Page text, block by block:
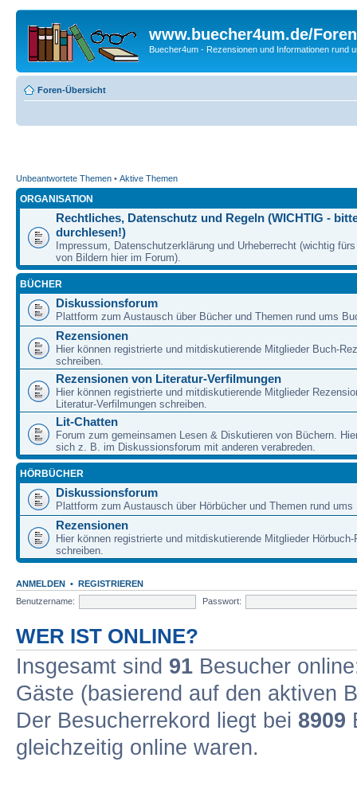
www.buecher4um.de/Foren
Buecher4um - Rezensionen und Informationen rund
Foren-Übersicht
Unbeantwortete Themen • Aktive Themen
ORGANISATION
Rechtliches, Datenschutz und Regeln (WICHTIG -
durchlesen!)
Impressum, Datenschutzerklärung und Urheberrecht (wichtig
von Bildern hier im Forum).
BÜCHER
Diskussionsforum
Plattform zum Austausch über Bücher und Themen rund ums
Rezensionen
Hier können registrierte und mitdiskutierende Mitglieder Buch-
schreiben.
Rezensionen von Literatur-Verfilmungen
Hier können registrierte und mitdiskutierende Mitglieder
Literatur-Verfilmungen schreiben.
Lit-Chatten
Forum zum gemeinsamen Lesen & Diskutieren von Büchern.
sich z. B. im Diskussionsforum mit anderen verabreden.
HÖRBÜCHER
Diskussionsforum
Plattform zum Austausch über Hörbücher und Themen rund ums
Rezensionen
Hier können registrierte und mitdiskutierende Mitglieder Hörbuch-
schreiben.
ANMELDEN • REGISTRIEREN
Benutzername:
Passwort:
WER IST ONLINE?
Insgesamt sind 91 Besucher
Gäste (basierend auf den aktiven
Der Besucherrekord liegt bei 8909
gleichzeitig online waren.